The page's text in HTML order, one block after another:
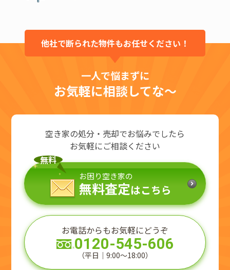
他社で断られた物件もお任せください！
一人で悩まずに
お気軽に相談してな～
空き家の処分・売却でお悩みでしたら
お気軽にご相談ください
無料
お困り空き家の
無料査定はこちら
お電話からもお気軽にどうぞ
0120-545-606
（平日｜9:00～18:00）